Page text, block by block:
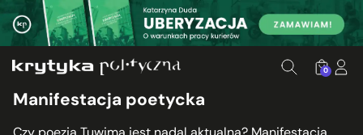
0
Manifestacja poetycka